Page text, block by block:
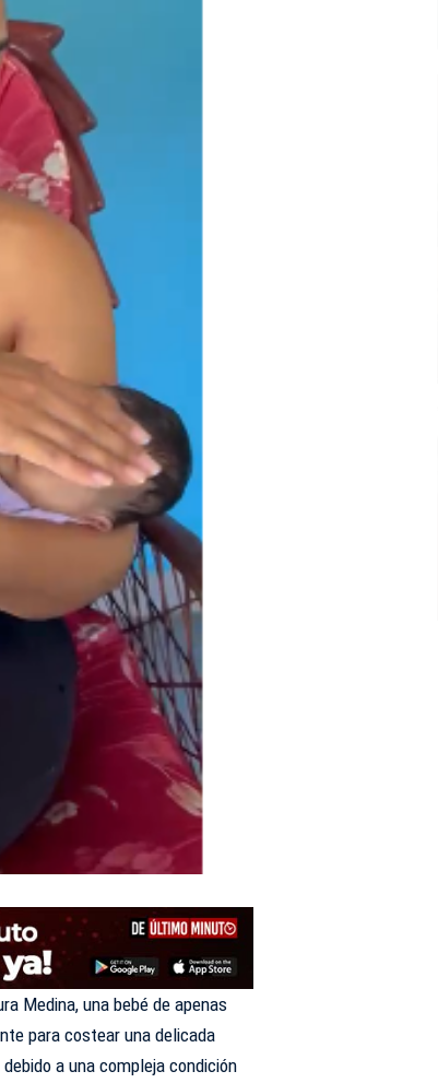
Medina, una bebé de apenas
para costear una delicada
a una compleja condición